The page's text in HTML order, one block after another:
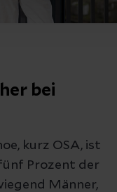
bei
kurz OSA, ist
Prozent der
Männer,